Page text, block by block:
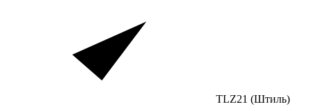
TLZ21 (Штиль)